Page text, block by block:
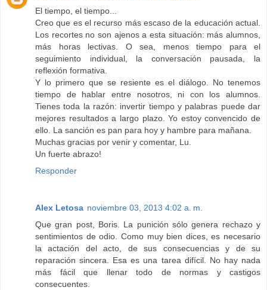
El tiempo, el tiempo...
Creo que es el recurso más escaso de la educación actual.
Los recortes no son ajenos a esta situación: más alumnos,
más horas lectivas. O sea, menos tiempo para el
seguimiento individual, la conversación pausada, la
reflexión formativa.
Y lo primero que se resiente es el diálogo. No tenemos
tiempo de hablar entre nosotros, ni con los alumnos.
Tienes toda la razón: invertir tiempo y palabras puede dar
mejores resultados a largo plazo. Yo estoy convencido de
ello. La sanción es pan para hoy y hambre para mañana.
Muchas gracias por venir y comentar, Lu.
Un fuerte abrazo!
Responder
Alex Letosa noviembre 03, 2013 4:02 a. m.
Que gran post, Boris. La punición sólo genera rechazo y
sentimientos de odio. Como muy bien dices, es necesario
la actación del acto, de sus consecuencias y de su
reparación sincera. Esa es una tarea difícil. No hay nada
más fácil que llenar todo de normas y castigos
consecuentes.